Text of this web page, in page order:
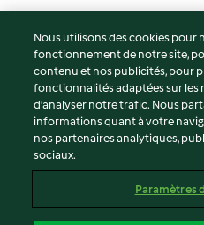
© Copyright 2026
Conditions d'utilisation
Politique de confidentialité
Non-responsabilité
Mentions légales
Contenu du rapport
Nous utilisons des cookies pour
fonctionnement de notre site,
contenu et nos publicités, pour
fonctionnalités adaptées sur les
d’analyser notre trafic. Nous
informations quant à votre
nos partenaires analytiques,
sociaux.
Paramètres